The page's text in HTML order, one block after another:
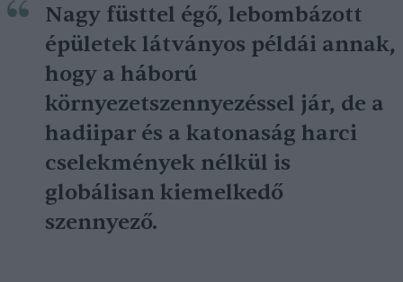
Nagy füsttel égő, lebombázott
épületek látványos példái annak,
hogy a háború
környezetszennyezéssel jár, de a
hadiipar és a katonaság harci
cselekmények nélkül is
globálisan kiemelkedő
szennyező.